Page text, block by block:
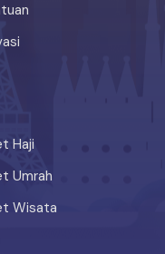
Haji
Umrah
Wisata